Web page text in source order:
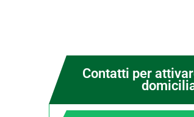
Contatti per